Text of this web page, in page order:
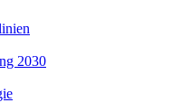
2030